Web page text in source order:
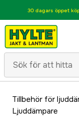
30 dagars öppet
Tillbehör för
Ljuddämpare